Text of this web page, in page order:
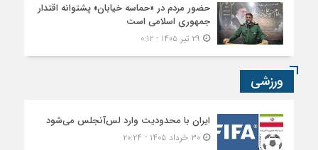
حضور مردم در «حماسه خیابان» پشتوانه اقتدار
جمهوری اسلامی است
ورزشی
ایران با محدودیت وارد لس‌آنجلس می‌شود
۳۰ خرداد ۱۴۰۵ - ۲۰:۲۴